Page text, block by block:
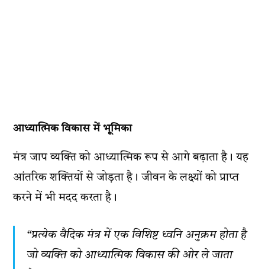
आध्यात्मिक विकास में भूमिका
मंत्र जाप व्यक्ति को आध्यात्मिक रूप से आगे बढ़ाता है। यह
आंतरिक शक्तियों से जोड़ता है। जीवन के लक्ष्यों को प्राप्त
करने में भी मदद करता है।
“प्रत्येक वैदिक मंत्र में एक विशिष्ट ध्वनि अनुक्रम होता है
जो व्यक्ति को आध्यात्मिक विकास की ओर ले जाता